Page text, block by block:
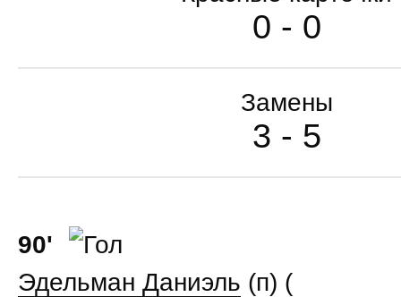
0 - 0
Замены
3 - 5
90'
Эдельман Даниэль (п) (